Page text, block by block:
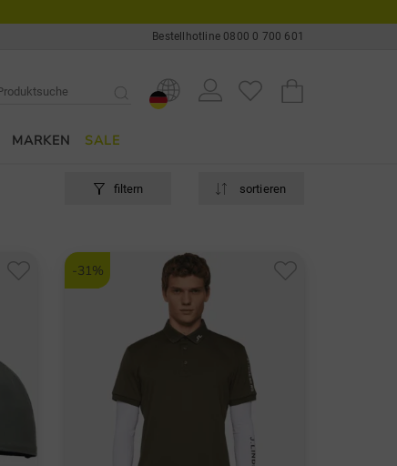
Bestellhotline 0800 0 700 601
MARKEN SALE
filtern sortieren
-31%